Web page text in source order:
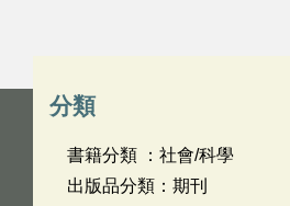
分類
書籍分類 ：社會/科學
出版品分類：期刊